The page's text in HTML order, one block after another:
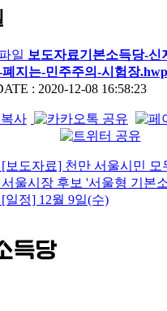
보도자료기본소득당-신
폐지는-민주주의-시험장.hwp
: 2020-12-08 16:58:23
[보도자료] 천만 서울시민 모
울시장 후보 '서울형 기본
[일정] 12월 9일(수)